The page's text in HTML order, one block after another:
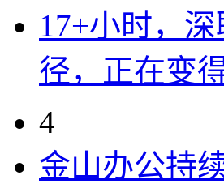
17+小时，
径，正在变
4
金山办公持